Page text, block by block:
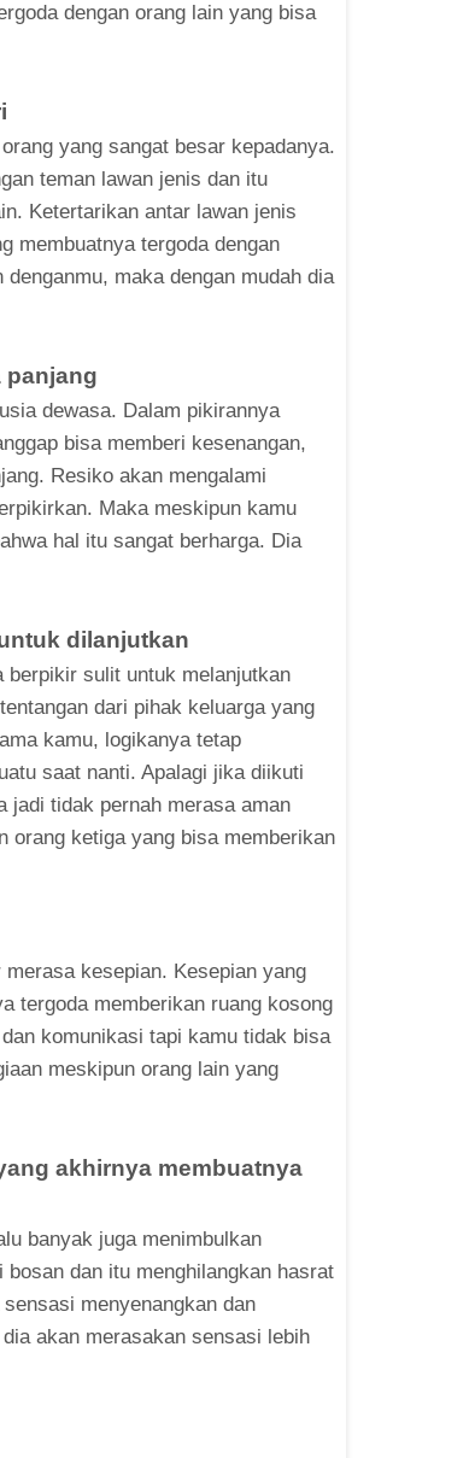
dengan orang lain yang bisa
yang sangat besar kepadanya.
teman lawan jenis dan itu
Ketertarikan antar lawan jenis
membuatnya tergoda dengan
maka dengan mudah dia
panjang
dewasa. Dalam pikirannya
bisa memberi kesenangan,
Resiko akan mengalami
Maka meskipun kamu
hal itu sangat berharga. Dia
dilanjutkan
berpikir sulit untuk melanjutkan
dari pihak keluarga yang
kamu, logikanya tetap
saat nanti. Apalagi jika diikuti
jadi tidak pernah merasa aman
orang ketiga yang bisa memberikan
kesepian. Kesepian yang
tergoda memberikan ruang kosong
komunikasi tapi kamu tidak bisa
meskipun orang lain yang
akhirnya membuatnya
banyak juga menimbulkan
dan itu menghilangkan hasrat
menyenangkan dan
akan merasakan sensasi lebih